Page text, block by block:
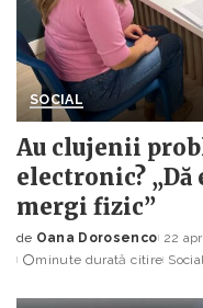
SOCIAL
Au clujenii
electronic? „Dă
mergi fizic”
Posted
by
de Oana Dorosenco 22
minute durată citire